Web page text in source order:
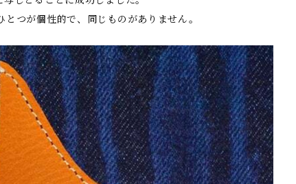
つが個性的で、同じものがありません。